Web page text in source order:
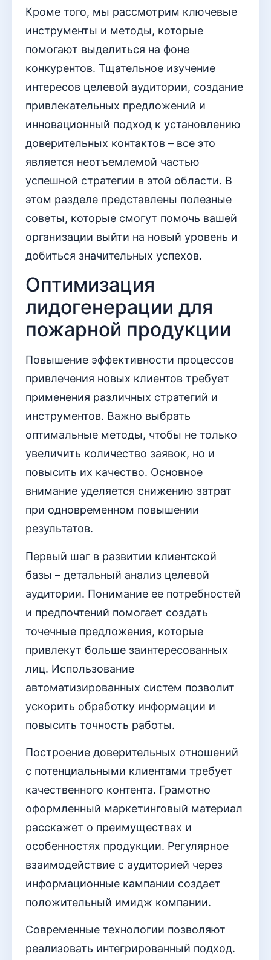
Кроме того, мы рассмотрим ключевые
инструменты и методы, которые
помогают выделиться на фоне
конкурентов. Тщательное изучение
интересов целевой аудитории, создание
привлекательных предложений и
инновационный подход к установлению
доверительных контактов – все это
является неотъемлемой частью
успешной стратегии в этой области. В
этом разделе представлены полезные
советы, которые смогут помочь вашей
организации выйти на новый уровень и
добиться значительных успехов.
Оптимизация
лидогенерации для
пожарной продукции
Повышение эффективности процессов
привлечения новых клиентов требует
применения различных стратегий и
инструментов. Важно выбрать
оптимальные методы, чтобы не только
увеличить количество заявок, но и
повысить их качество. Основное
внимание уделяется снижению затрат
при одновременном повышении
результатов.
Первый шаг в развитии клиентской
базы – детальный анализ целевой
аудитории. Понимание ее потребностей
и предпочтений помогает создать
точечные предложения, которые
привлекут больше заинтересованных
лиц. Использование
автоматизированных систем позволит
ускорить обработку информации и
повысить точность работы.
Построение доверительных отношений
с потенциальными клиентами требует
качественного контента. Грамотно
оформленный маркетинговый материал
расскажет о преимуществах и
особенностях продукции. Регулярное
взаимодействие с аудиторией через
информационные кампании создает
положительный имидж компании.
Современные технологии позволяют
реализовать интегрированный подход.